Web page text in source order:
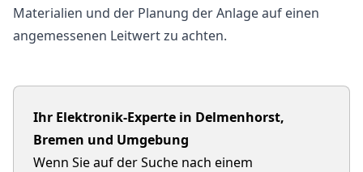
Materialien und der Planung der Anlage auf einen
angemessenen Leitwert zu achten.
Ihr Elektronik-Experte in Delmenhorst,
Bremen und Umgebung
Wenn Sie auf der Suche nach einem